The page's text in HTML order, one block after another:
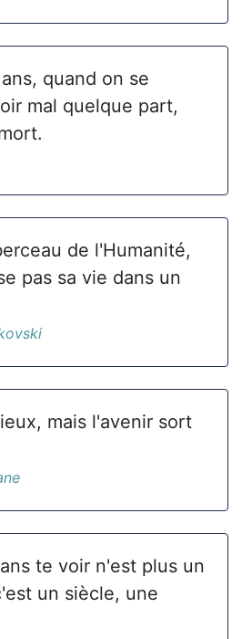
quand on se
mal quelque part,
de l'Humanité,
pas sa vie dans un
mais l'avenir sort
te voir n'est plus un
un siècle, une